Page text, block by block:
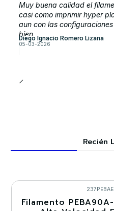
Muy buena calidad el
casi como imprimir hyper
aun con las
bien.
Diego Ignacio Romero Lizana
05-03-2026
Recién
-30%
Filamento